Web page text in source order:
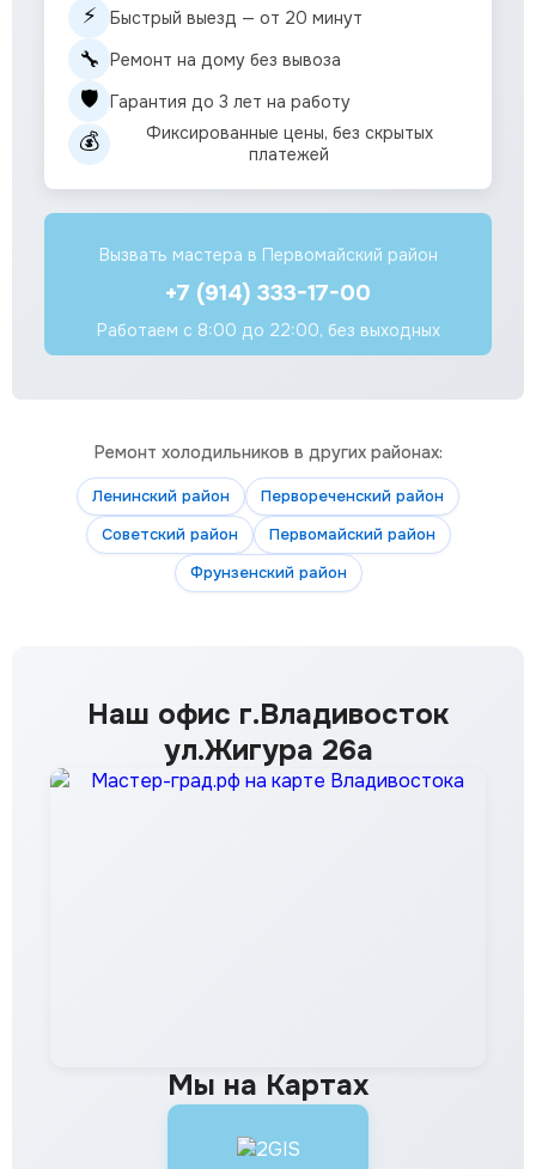
⚡ Быстрый выезд — от 20 минут
🔧 Ремонт на дому без вывоза
🛡️ Гарантия до 3 лет на работу
💰
Фиксированные цены, без скрытых
платежей
Вызвать мастера в Первомайский район
+7 (914) 333-17-00
Работаем с 8:00 до 22:00, без выходных
Ремонт холодильников в других районах:
Ленинский район
Первореченский район
Советский район
Первомайский район
Фрунзенский район
Наш офис г.Владивосток
ул.Жигура 26а
Мы на Картах